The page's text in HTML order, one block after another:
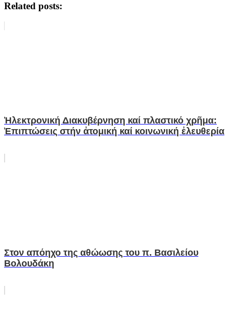
Related posts:
Ἠλεκτρονική Διακυβέρνηση καί πλαστικό χρῆμα:
Ἐπιπτώσεις στήν ἀτομική καί κοινωνική ἐλευθερία
Στον απόηχο της αθώωσης του π. Βασιλείου
Βολουδάκη